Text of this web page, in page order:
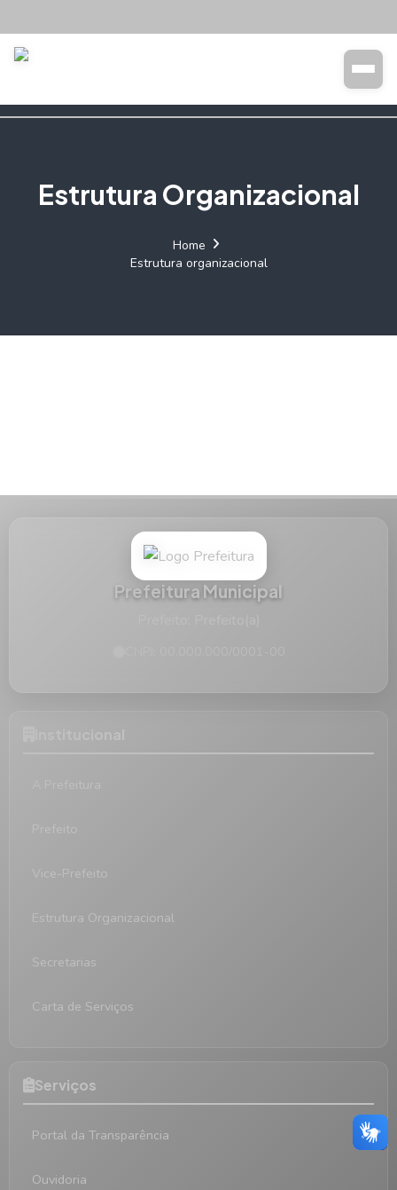
Estrutura Organizacional
Home
Estrutura organizacional
Prefeitura Municipal
Vice-Prefeito
Estrutura Organizacional
Secretarias
Carta de Serviços
Serviços
Portal da Transparência
Ouvidoria